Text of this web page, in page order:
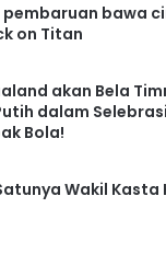
pembaruan bawa
on Titan
akan Bela
dalam
Bola!
Wakil Kasta